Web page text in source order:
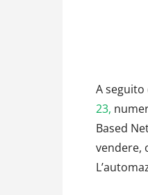
A seguito
23,
Based
vendere,